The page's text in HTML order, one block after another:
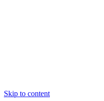
Skip to content